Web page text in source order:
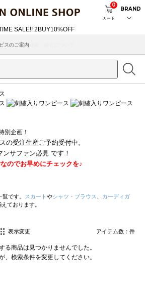
カート
0
BRAND
スのご案内
別企画！
の受注生産ご予約受付中。
サファン必見 です！
のでお早めにチェックを♪
です。 スカート やシャツ・ブラウス
カーディガ
ております。
表示変更 アイテム数： 件
る商品は見つかりませんでした。
、検索条件を変更してください。